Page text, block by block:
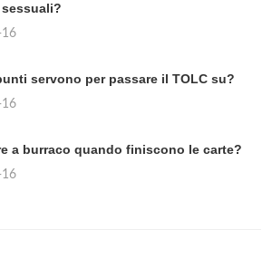
servono per passare il TOLC su?
a burraco quando finiscono le carte?